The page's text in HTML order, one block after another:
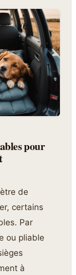
pour
de
certains
Par
ou pliable
à